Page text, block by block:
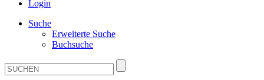
Login
Suche
Erweiterte Suche
Buchsuche